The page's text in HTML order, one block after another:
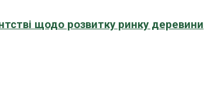
щодо розвитку ринку деревини